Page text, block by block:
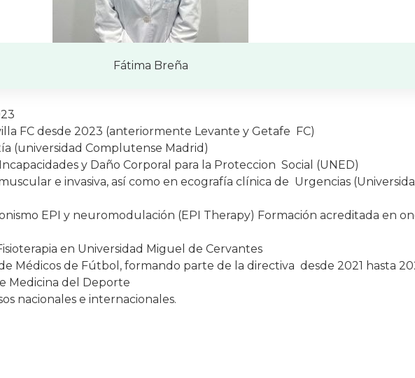
Fátima Breña
FC desde 2023 (anteriormente Levante y Getafe FC)
(universidad Complutense Madrid)
y Daño Corporal para la Proteccion Social (UNED)
e invasiva, así como en ecografía clínica de Urgencias
EPI y neuromodulación (EPI Therapy) Formación acreditada en
en Universidad Miguel de Cervantes
Médicos de Fútbol, formando parte de la directiva desde 2021 hasta
Medicina del Deporte
nacionales e internacionales.